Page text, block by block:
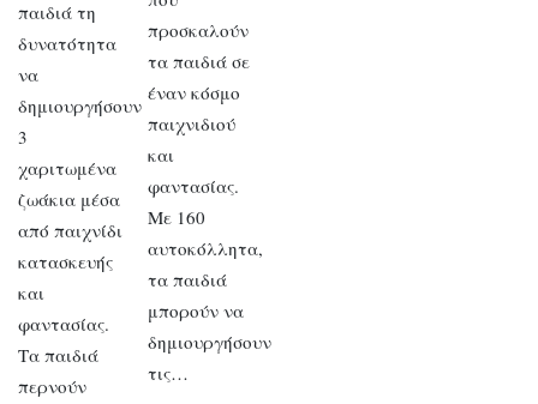
παιδιά τη
δυνατότητα
να
δημιουργήσουν
3
χαριτωμένα
ζωάκια μέσα
από παιχνίδι
κατασκευής
και
φαντασίας.
Τα παιδιά
περνούν
προσκαλούν
τα παιδιά σε
έναν κόσμο
παιχνιδιού
και
φαντασίας.
Με 160
αυτοκόλλητα,
τα παιδιά
μπορούν να
δημιουργήσουν
τις…